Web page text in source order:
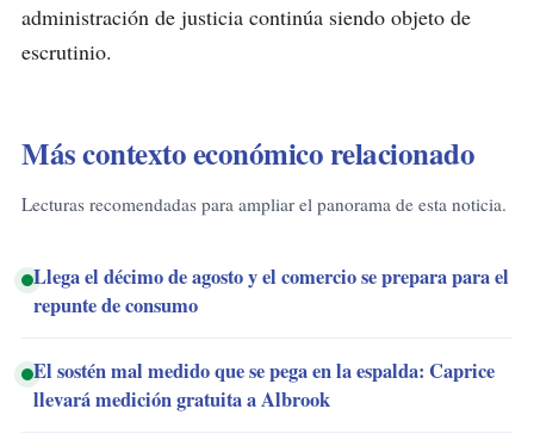
administración de justicia continúa siendo objeto de
escrutinio.
Más contexto económico relacionado
Lecturas recomendadas para ampliar el panorama de esta noticia.
Llega el décimo de agosto y el comercio se prepara para el
repunte de consumo
El sostén mal medido que se pega en la espalda: Caprice
llevará medición gratuita a Albrook